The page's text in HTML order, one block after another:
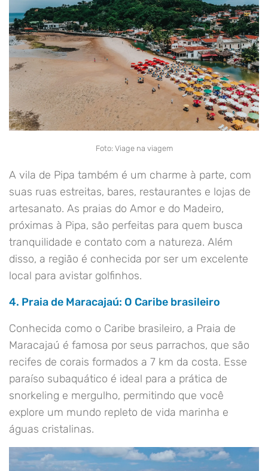
Foto: Viage na viagem
A vila de Pipa também é um charme à parte, com
suas ruas estreitas, bares, restaurantes e lojas de
artesanato. As praias do Amor e do Madeiro,
próximas à Pipa, são perfeitas para quem busca
tranquilidade e contato com a natureza. Além
disso, a região é conhecida por ser um excelente
local para avistar golfinhos.
4. Praia de Maracajaú: O Caribe brasileiro
Conhecida como o Caribe brasileiro, a Praia de
Maracajaú é famosa por seus parrachos, que são
recifes de corais formados a 7 km da costa. Esse
paraíso subaquático é ideal para a prática de
snorkeling e mergulho, permitindo que você
explore um mundo repleto de vida marinha e
águas cristalinas.